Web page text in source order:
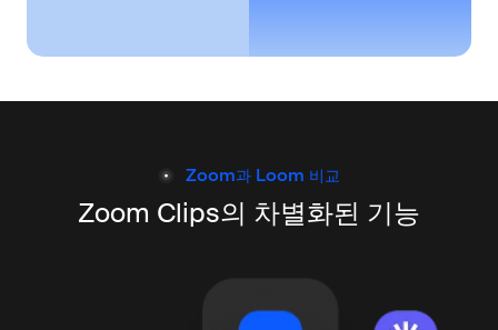
Zoom과 Loom 비교
Zoom Clips의 차별화된 기능